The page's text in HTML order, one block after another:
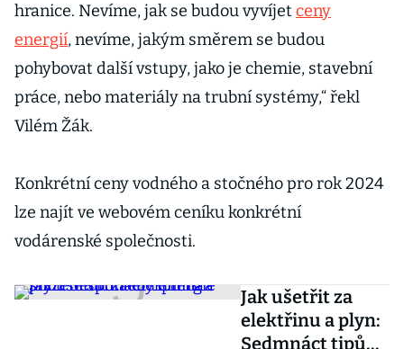
hranice. Nevíme, jak se budou vyvíjet ceny
energií, nevíme, jakým směrem se budou
pohybovat další vstupy, jako je chemie, stavební
práce, nebo materiály na trubní systémy,“ řekl
Vilém Žák.
Konkrétní ceny vodného a stočného pro rok 2024
lze najít ve webovém ceníku konkrétní
vodárenské společnosti.
Jak ušetřit za
elektřinu a plyn:
Sedmnáct tipů